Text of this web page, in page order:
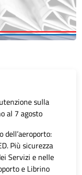
sulla
al 7 agosto
dell’aeroporto:
Più sicurezza
Servizi e nelle
e Librino